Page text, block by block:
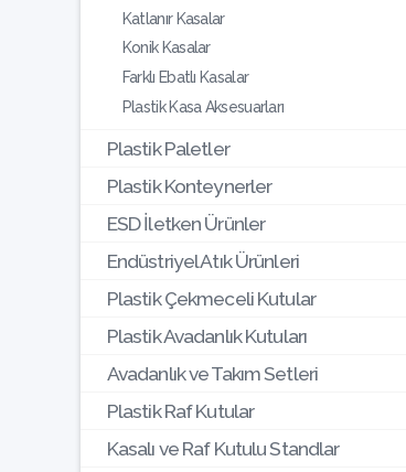
Katlanır Kasalar
Konik Kasalar
Farklı Ebatlı Kasalar
Plastik Kasa Aksesuarları
Plastik Paletler
Plastik Konteynerler
ESD İletken Ürünler
Endüstriyel Atık Ürünleri
Plastik Çekmeceli Kutular
Plastik Avadanlık Kutuları
Avadanlık ve Takım Setleri
Plastik Raf Kutular
Kasalı ve Raf Kutulu Standlar